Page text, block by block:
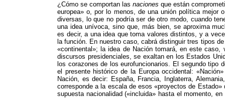
¿Cómo se comportan las naciones que están
europea» o, por lo menos, de una unión política mejor
diversas, lo que no podría ser de otro modo, cuando
una idea unívoca, sino que, más bien, se aproxima
es decir, a una idea que toma valores distintos, y a
la función. En nuestro caso, cabrá distinguir tres tipos
«continental»; la idea de Nación tomará, en este
discursos presidenciales, se exaltan en los Estados
los corazones de los eurofuncionarios. El segundo tipo
el presente histórico de la Europa occidental:
Nación, es decir: España, Francia, Inglaterra,
corresponde a la escala de esos «proyectos de
supuesta nacionalidad («incluida» hasta el momento,